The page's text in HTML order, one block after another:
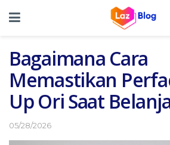
Bagaimana Cara
Memastikan
Up Ori Saat
05/28/2026